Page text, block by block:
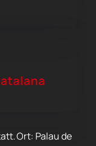
Ort: Palau de